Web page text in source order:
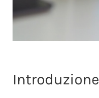
Introduzione